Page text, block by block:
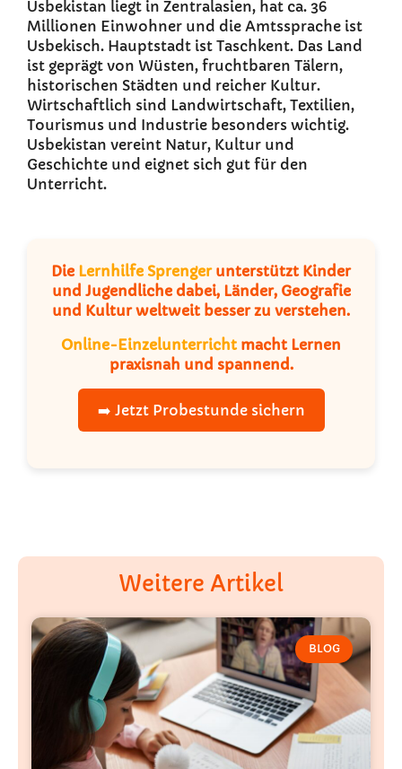
Usbekistan liegt in Zentralasien, hat ca. 36
Millionen Einwohner und die Amtssprache ist
Usbekisch. Hauptstadt ist Taschkent. Das Land
ist geprägt von Wüsten, fruchtbaren Tälern,
historischen Städten und reicher Kultur.
Wirtschaftlich sind Landwirtschaft, Textilien,
Tourismus und Industrie besonders wichtig.
Usbekistan vereint Natur, Kultur und
Geschichte und eignet sich gut für den
Unterricht.
Die Lernhilfe Sprengerunterstützt Kinder
und Jugendliche dabei, Länder, Geografie
und Kultur weltweit besser zu verstehen.
Online-Einzelunterrichtmacht Lernen
praxisnah und spannend.
➡️ Jetzt Probestunde sichern
Weitere Artikel
BLOG